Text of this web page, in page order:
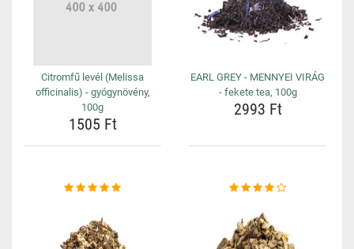
Citromfű levél (Melissa
officinalis) - gyógynövény,
100g
1505 Ft
EARL GREY - MENNYEI VIRÁG
- fekete tea, 100g
2993 Ft